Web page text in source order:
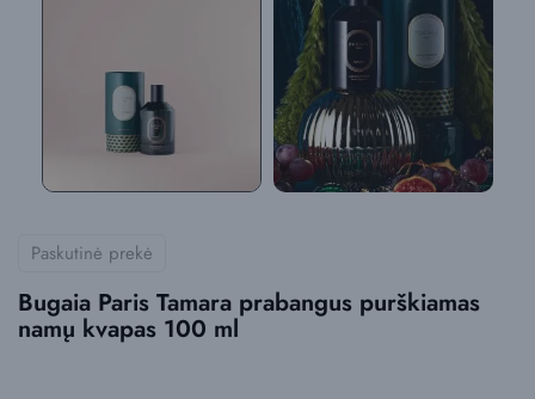
Paskutinė prekė
Bugaia Paris Tamara prabangus purškiamas
namų kvapas 100 ml